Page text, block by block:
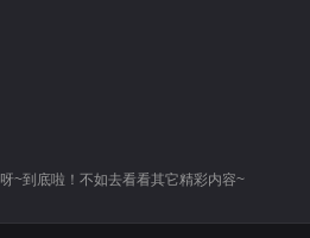
呀~到底啦！不如去看看其它精彩内容~